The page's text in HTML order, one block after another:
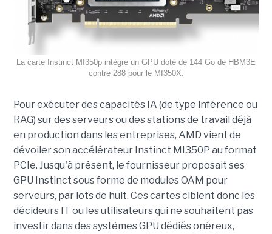
La carte Instinct MI350p intègre un GPU doté de 144 Go de HBM3E
contre 288 pour le MI350X.
Pour exécuter des capacités IA (de type inférence ou
RAG) sur des serveurs ou des stations de travail déjà
en production dans les entreprises, AMD vient de
dévoiler son accélérateur Instinct MI350P au format
PCIe. Jusqu'à présent, le fournisseur proposait ses
GPU Instinct sous forme de modules OAM pour
serveurs, par lots de huit. Ces cartes ciblent donc les
décideurs IT ou les utilisateurs qui ne souhaitent pas
investir dans des systèmes GPU dédiés onéreux,